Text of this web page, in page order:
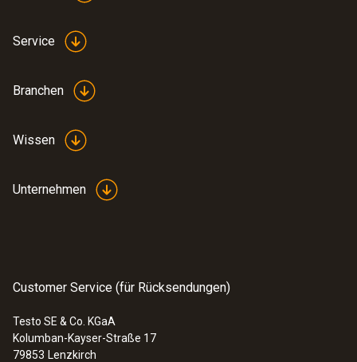
Service
Branchen
Wissen
Unternehmen
Customer Service (für Rücksendungen)
Testo SE & Co. KGaA
Kolumban-Kayser-Straße 17
79853 Lenzkirch